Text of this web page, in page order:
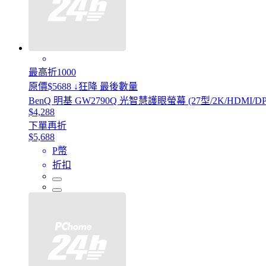
最高折1000
原價$5688 ↓狂降 最後數量
BenQ 明基 GW2790Q 光智慧護眼螢幕 (27型/2K/HDMI/
$4,288
下單再折
$5,688
P幣
折扣